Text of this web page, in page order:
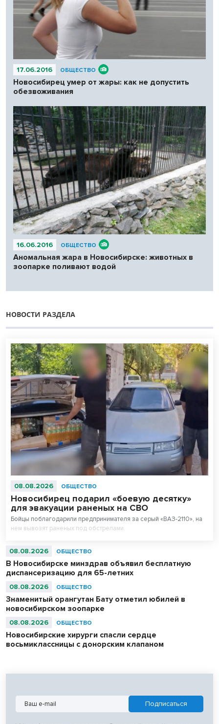
17.06.2016 ОБЩЕСТВО
Новосибирец умер от жары: как не допустить
обезвоживания
16.06.2016 ОБЩЕСТВО
Аномальная жара в Новосибирске: животных в
зоопарке поливают водой
НОВОСТИ РАЗДЕЛА
08.08.2026 ОБЩЕСТВО
Новосибирец подарил «боевую десятку»
для эвакуации раненых на СВО
Бойцы поблагодарили предпринимателя за серый «ВАЗ-2110», на
нем вывозят раненых под обстрелами.
08.08.2026 ОБЩЕСТВО
В Новосибирске минздрав объявил бесплатную
диспансеризацию для 65-летних
08.08.2026 ОБЩЕСТВО
Знаменитый орангутан Бату отметил юбилей в
новосибирском зоопарке
08.08.2026 ОБЩЕСТВО
Новосибирские хирурги спасли сердце
восьмиклассницы с донорским клапаном